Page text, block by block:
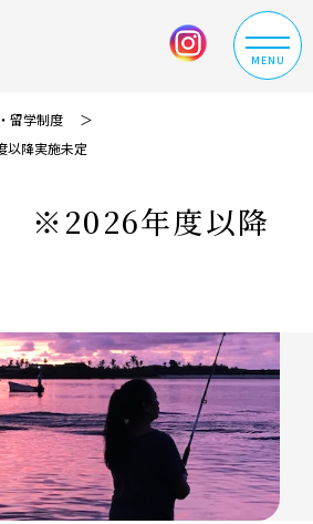
MENU
留学制度
降実施未定
※2026年度以降